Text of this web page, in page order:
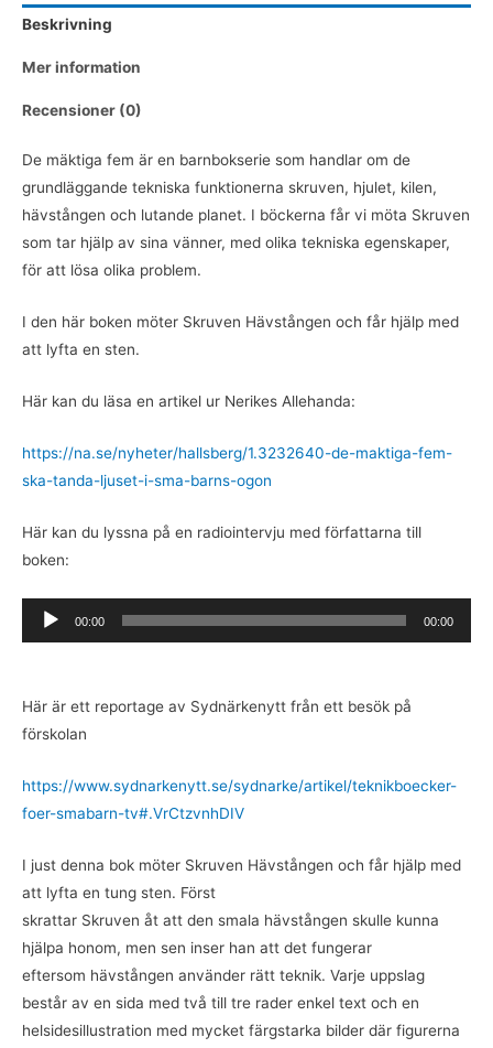
Beskrivning
Mer information
Recensioner (0)
De mäktiga fem är en barnbokserie som handlar om de
grundläggande tekniska funktionerna skruven, hjulet, kilen,
hävstången och lutande planet. I böckerna får vi möta Skruven
som tar hjälp av sina vänner, med olika tekniska egenskaper,
för att lösa olika problem.
I den här boken möter Skruven Hävstången och får hjälp med
att lyfta en sten.
Här kan du läsa en artikel ur Nerikes Allehanda:
https://na.se/nyheter/hallsberg/1.3232640-de-maktiga-fem-
ska-tanda-ljuset-i-sma-barns-ogon
Här kan du lyssna på en radiointervju med författarna till
boken:
Ljudspelare
00:00 00:00
Här är ett reportage av Sydnärkenytt från ett besök på
förskolan
https://www.sydnarkenytt.se/sydnarke/artikel/teknikboecker-
foer-smabarn-tv#.VrCtzvnhDIV
I just denna bok möter Skruven Hävstången och får hjälp med
att lyfta en tung sten. Först
skrattar Skruven åt att den smala hävstången skulle kunna
hjälpa honom, men sen inser han att det fungerar
eftersom hävstången använder rätt teknik. Varje uppslag
består av en sida med två till tre rader enkel text och en
helsidesillustration med mycket färgstarka bilder där figurerna